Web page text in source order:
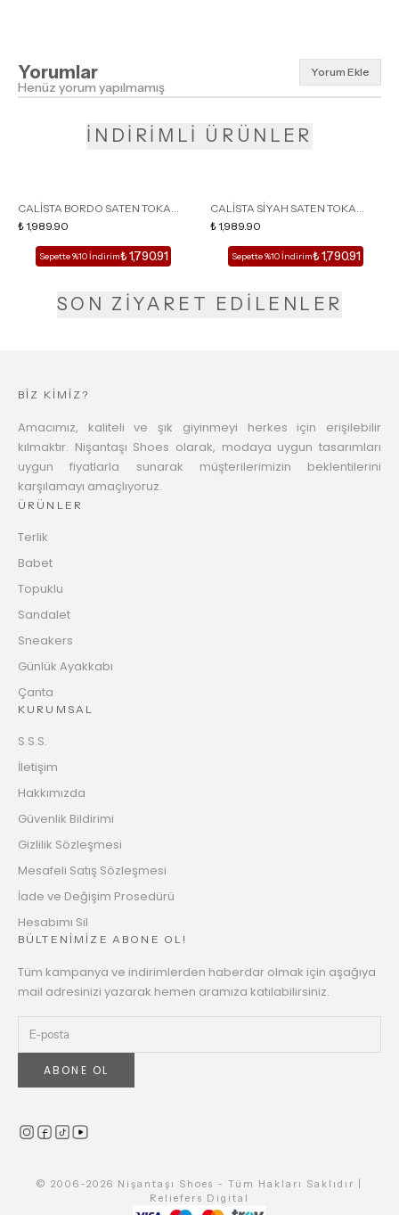
Yorumlar Yorum Ekle
Henüz yorum yapılmamış
İNDİRİMLİ ÜRÜNLER
CALİSTA BORDO SATEN TOKA
DETAY SİVRİ BURUN KADIN
TOPUKLU TERLİK
₺ 1,989.90
Sepette %10 İndirim₺ 1,790.91
CALİSTA SİYAH SATEN TOKA
DETAY SİVRİ BURUN KADIN
TOPUKLU TERLİK
₺ 1,989.90
Sepette %10 İndirim₺ 1,790.91
SON ZİYARET EDİLENLER
BİZ KİMİZ?
Amacımız, kaliteli ve şık giyinmeyi herkes için erişilebilir
kılmaktır. Nişantaşı Shoes olarak, modaya uygun tasarımları
uygun fiyatlarla sunarak müşterilerimizin beklentilerini
karşılamayı amaçlıyoruz.
ÜRÜNLER
Terlik
Babet
Topuklu
Sandalet
Sneakers
Günlük Ayakkabı
Çanta
KURUMSAL
S.S.S.
İletişim
Hakkımızda
Güvenlik Bildirimi
Gizlilik Sözleşmesi
Mesafeli Satış Sözleşmesi
İade ve Değişim Prosedürü
Hesabımı Sil
BÜLTENİMİZE ABONE OL!
Tüm kampanya ve indirimlerden haberdar olmak için aşağıya
mail adresinizi yazarak hemen aramıza katılabilirsiniz.
ABONE OL
© 2006-2026 Nişantaşı Shoes - Tüm Hakları Saklıdır |
Reliefers Digital